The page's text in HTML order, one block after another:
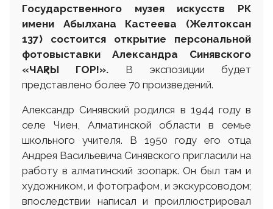
Государственного музея искусств РК
имени Абылхана Кастеева (Желтоксан
137) состоится открытие персональной
фотовыставки Александра Синявского
«ЧАқРЫ ГОР!». В экспозиции будет
представлено более 70 произведений.
Александр Синявский родился в 1944 году в
селе Чиен, Алматинской области в семье
школьного учителя. В 1950 году его отца
Андрея Васильевича Синявского пригласили на
работу в алматинский зоопарк. Он был там и
художником, и фотографом, и экскурсоводом;
впоследствии написал и проиллюстрировал